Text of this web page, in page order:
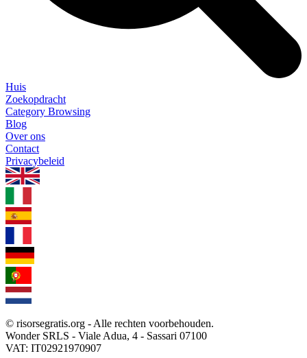
Huis
Zoekopdracht
Category Browsing
Blog
Over ons
Contact
Privacybeleid
© risorsegratis.org - Alle rechten voorbehouden.
Wonder SRLS - Viale Adua, 4 - Sassari 07100
VAT: IT02921970907